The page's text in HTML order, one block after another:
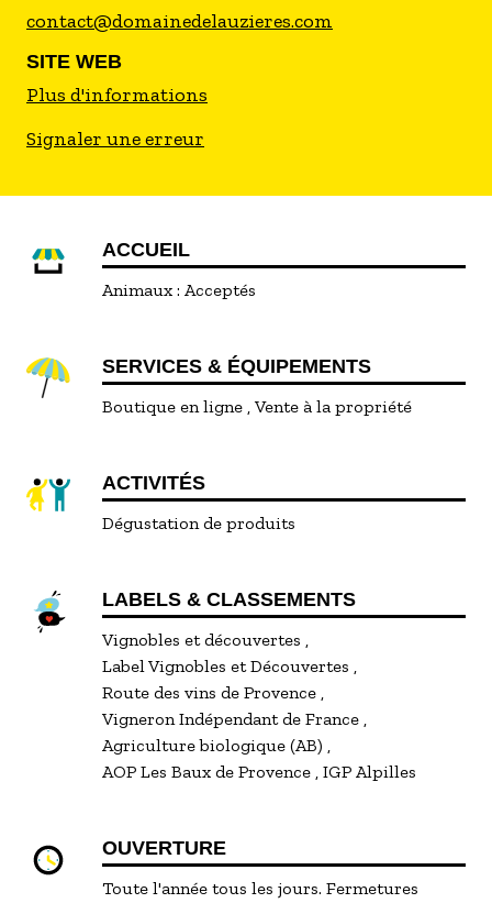
contact@domainedelauzieres.com
SITE WEB
Plus d'informations
Signaler une erreur
ACCUEIL
Animaux : Acceptés
SERVICES & ÉQUIPEMENTS
Boutique en ligne Vente à la propriété
ACTIVITÉS
Dégustation de produits
LABELS & CLASSEMENTS
Vignobles et découvertes
Label Vignobles et Découvertes
Route des vins de Provence
Vigneron Indépendant de France
Agriculture biologique (AB)
AOP Les Baux de Provence IGP Alpilles
OUVERTURE
Toute l'année tous les jours. Fermetures